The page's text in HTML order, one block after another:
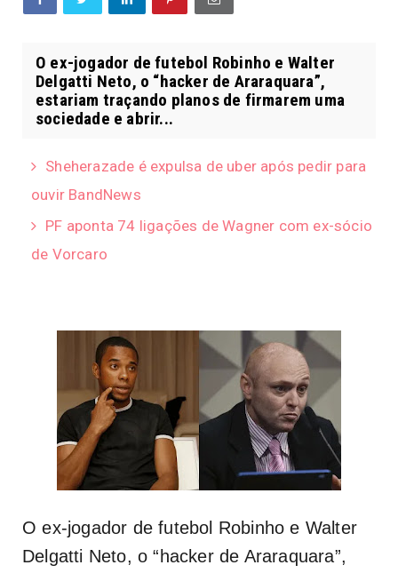
O ex-jogador de futebol Robinho e Walter
Delgatti Neto, o “hacker de Araraquara”,
estariam traçando planos de firmarem uma
sociedade e abrir...
Sheherazade é expulsa de uber após pedir para
ouvir BandNews
PF aponta 74 ligações de Wagner com ex-sócio
de Vorcaro
O ex-jogador de futebol Robinho e Walter
Delgatti Neto, o “hacker de Araraquara”,